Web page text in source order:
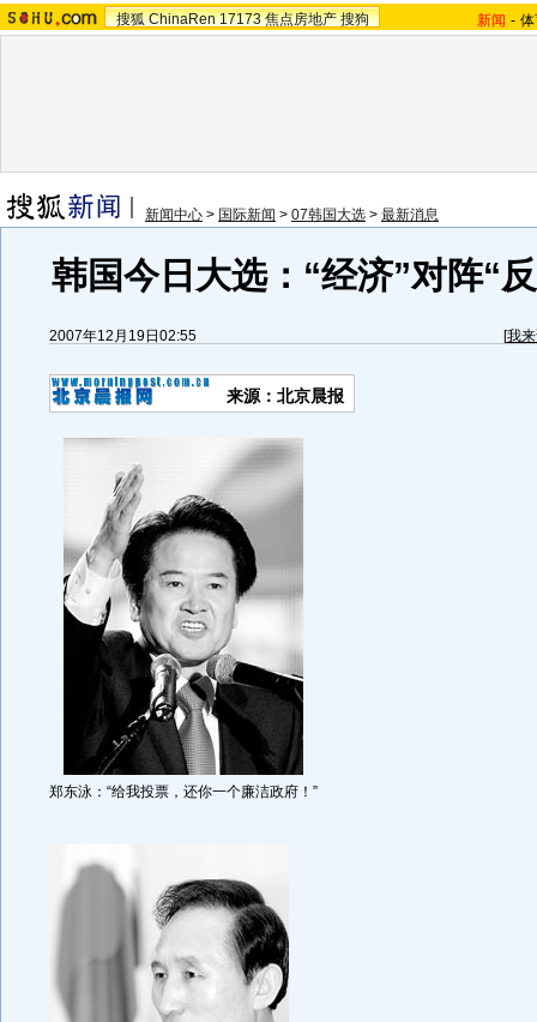
搜狐 ChinaRen 17173 焦点房地产 搜狗 新闻 -
新闻中心 > 国际新闻 > 07韩国大选 > 最新消息
韩国今日大选：“经济”对阵“
2007年12月19日02:55 [我
来源：北京晨报
郑东泳：“给我投票，还你一个廉洁政府！”